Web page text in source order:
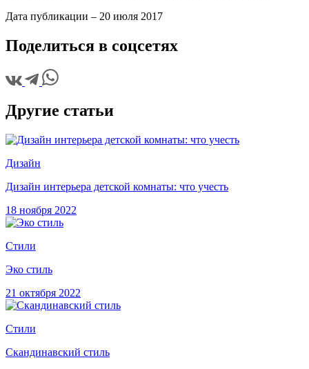
Дата публикации – 20 июля 2017
Поделиться в соцсетях
Другие статьи
Дизайн
Дизайн интерьера детской комнаты: что учесть
18 ноября 2022
Стили
Эко стиль
21 октября 2022
Стили
Скандинавский стиль